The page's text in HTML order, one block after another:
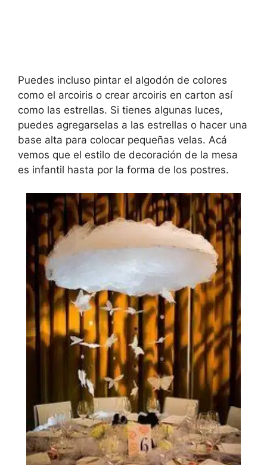
Puedes incluso pintar el algodón de colores
como el arcoiris o crear arcoiris en carton así
como las estrellas. Si tienes algunas luces,
puedes agregarselas a las estrellas o hacer una
base alta para colocar pequeñas velas. Acá
vemos que el estilo de decoración de la mesa
es infantil hasta por la forma de los postres.